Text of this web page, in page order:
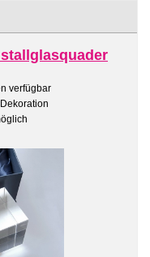
verfügbar